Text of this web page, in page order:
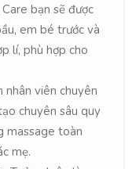
bạn sẽ được
em bé trước và
lí, phù hợp cho
nhân viên chuyên
chuyên sâu quy
massage toàn
mẹ.